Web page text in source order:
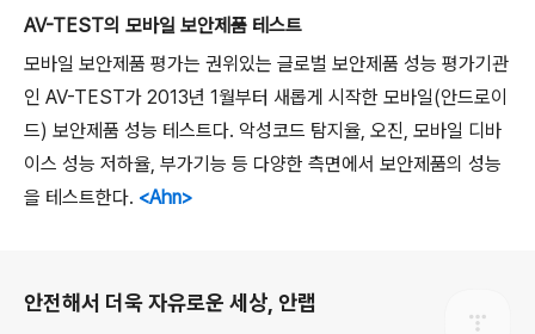
AV-TEST의 모바일 보안제품 테스트
모바일 보안제품 평가는 권위있는 글로벌 보안제품 성능 평가기관
인 AV-TEST가 2013년 1월부터 새롭게 시작한 모바일(안드로이
드) 보안제품 성능 테스트다. 악성코드 탐지율, 오진, 모바일 디바
이스 성능 저하율, 부가기능 등 다양한 측면에서 보안제품의 성능
을 테스트한다. <Ahn>
안전해서 더욱 자유로운 세상, 안랩